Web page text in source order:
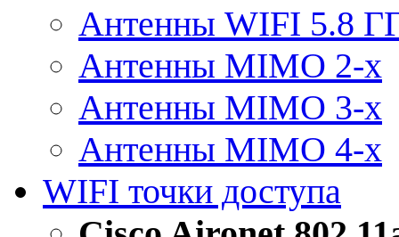
Антенны WIFI 5.8
Антенны MIMO 2-x
Антенны MIMO 3-x
Антенны MIMO 4-x
WIFI точки доступа